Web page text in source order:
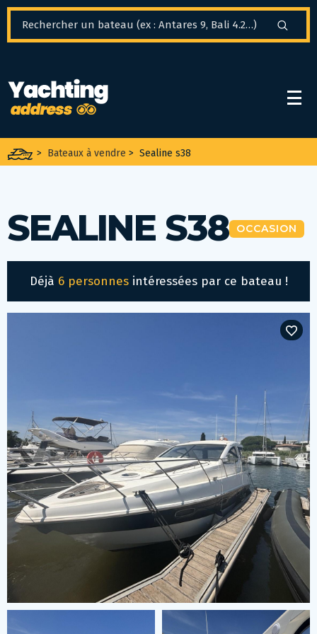
> Bateaux à vendre > Sealine s38
SEALINE S38 OCCASION
Déjà 6 personnesintéressées par ce bateau !
Panneau de gestion des cookies